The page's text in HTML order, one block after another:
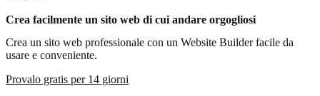
Crea facilmente un sito web di cui andare orgogliosi
Crea un sito web professionale con un Website Builder facile da
usare e conveniente.
Provalo gratis per 14 giorni